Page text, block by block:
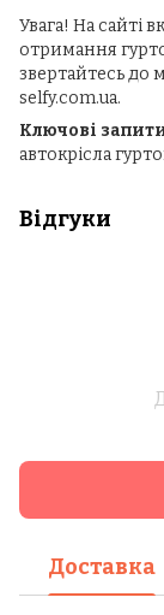
Увага! На сайті
отримання
звертайтесь до
selfy.com.ua.
Ключові
автокрісла
Відгуки
Доставка